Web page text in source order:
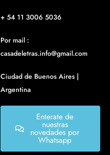
+ 54 11 3006 5036
Por mail :
casadeletras.info@gmail.com
Ciudad de Buenos Aires |
Argentina
Enterate de
nuestras
novedades por
Whatsapp